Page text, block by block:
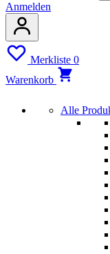
Anmelden
Merkliste 0
Warenkorb
Alle